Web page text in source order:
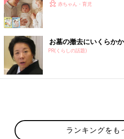
赤ちゃん・育児
お墓の撤去にいくらか
PR(くらしの話題)
ランキングをも